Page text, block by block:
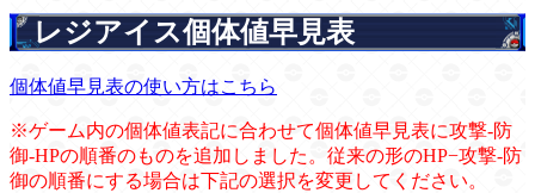
レジアイス個体値早見表
個体値早見表の使い方はこちら
※ゲーム内の個体値表記に合わせて個体値早見表に攻撃-防
御-HPの順番のものを追加しました。従来の形のHP−攻撃-防
御の順番にする場合は下記の選択を変更してください。